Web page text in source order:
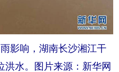
响，湖南长沙湘江干
洪水。图片来源：新华网